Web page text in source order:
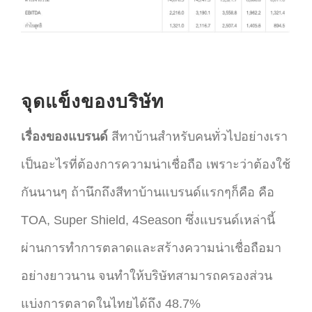
จุดแข็งของบริษัท
เรื่องของแบรนด์ สีทาบ้านสำหรับคนทั่วไปอย่างเรา
เป็นอะไรที่ต้องการความน่าเชื่อถือ เพราะว่าต้องใช้
กันนานๆ ถ้านึกถึงสีทาบ้านแบรนด์แรกๆก็คือ คือ
TOA, Super Shield, 4Season ซึ่งแบรนด์เหล่านี้
ผ่านการทำการตลาดและสร้างความน่าเชื่อถือมา
อย่างยาวนาน จนทำให้บริษัทสามารถครองส่วน
แบ่งการตลาดในไทยได้ถึง 48.7%